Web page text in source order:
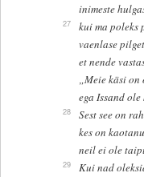
inimeste
27
kui ma poleks
vaenlase
et nende
„Meie käsi
ega Issand
28
Sest see on
kes on
neil ei ole
29
Kui nad